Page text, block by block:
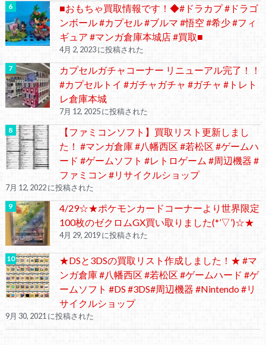
■おもちゃ買取情報です！◆#ドラカプ #ドラゴ
ンボール #カプセル #ブルマ #悟空 #希少 #フィ
ギュア #マンガ倉庫本城店 #買取■
4月 2, 2023 に投稿された
カプセルガチャコーナー リニューアル完了！！
#カプセルトイ #ガチャガチャ #ガチャ #トレト
レ倉庫本城
7月 12, 2025 に投稿された
【ファミコンソフト】買取リスト更新しまし
た！ #マンガ倉庫 #八幡西区 #若松区 #ゲームハ
ード #ゲームソフト #レトロゲーム #周辺機器 #
ファミコン #リサイクルショップ
7月 12, 2022 に投稿された
4/29☆★ポケモンカードコーナーより世界限定
100枚のゼクロムGX買い取りました(*’▽’)☆★
4月 29, 2019 に投稿された
★DSと3DSの買取リスト作成しました！★ #マ
ンガ倉庫 #八幡西区 #若松区 #ゲームハード #ゲ
ームソフト #DS #3DS#周辺機器 #Nintendo #リ
サイクルショップ
9月 30, 2021 に投稿された